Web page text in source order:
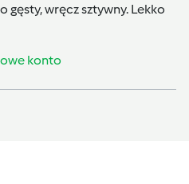
gęsty, wręcz sztywny. Lekko
konto